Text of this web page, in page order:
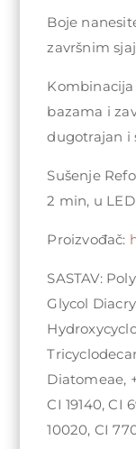
Boje
završnim
bazama i
dugotrajan i
Sušenje
2 min, u
Proizvođač:
SASTAV:
Glycol
Diatomeae,
CI 19140, CI
10020, CI